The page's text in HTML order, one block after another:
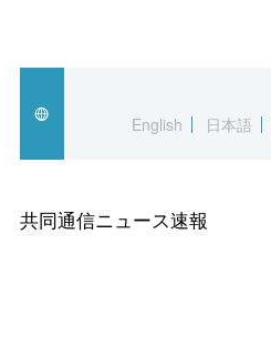
科学・技術
暮らし
English
日本語
共同通信ニュース速報